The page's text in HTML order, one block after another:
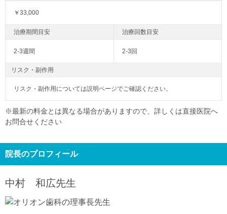
￥33,000
2-3週間 2-3回
リスク・副作用
リスク・副作用については説明ページでご確認ください。
※最新の料金とは異なる場合がありますので、詳しくは直接医院へ
お問合せください
院長のプロフィール
中村 和広先生